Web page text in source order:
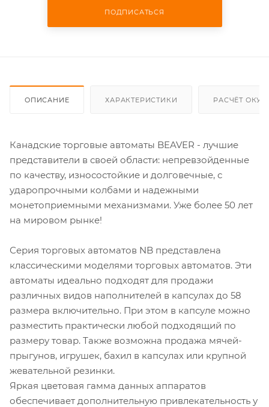
ПОДПИСАТЬСЯ
ОПИСАНИЕ ХАРАКТЕРИСТИКИ РАСЧЁТ
Канадские торговые автоматы BEAVER - лучшие
представители в своей области: непревзойденные
по качеству, износостойкие и долговечные, с
ударопрочными колбами и надежными
монетоприемными механизмами. Уже более 50 лет
на мировом рынке!
Серия торговых автоматов NB представлена
классическими моделями торговых автоматов. Эти
автоматы идеально подходят для продажи
различных видов наполнителей в капсулах до 58
размера включительно. При этом в капсуле можно
разместить практически любой подходящий по
размеру товар. Также возможна продажа мячей-
прыгунов, игрушек, бахил в капсулах или крупной
жевательной резинки.
Яркая цветовая гамма данных аппаратов
обеспечивает дополнительную привлекательность у